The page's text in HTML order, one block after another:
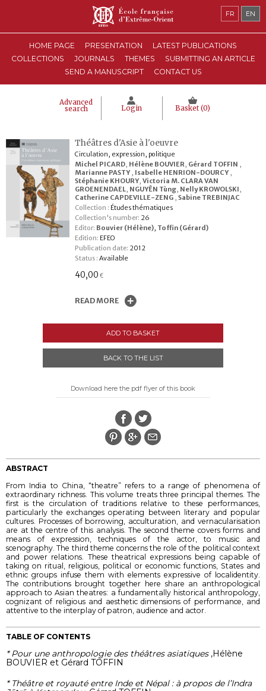
HOME PAGE PRESENTATION
LATEST PUBLICATIONS
COLLECTIONS
JOURNALS THEMES
SUBMITTING AN ARTICLE
SEND A MANUSCRIPT
CONTACT US
Advanced
search Login Basket (0)
FR EN
Théâtres d'Asie à l'oeuvre
Circulation, expression, politique
Michel PICARD, Hélène BOUVIER, Gérard TOFFIN ,
Marianne PASTY , Isabelle HENRION-DOURCY ,
Stéphanie KHOURY, Victoria M. CLARA VAN
GROENENDAEL, NGUYÊN Tùng, Nelly KROWOLSKI,
Catherine CAPDEVILLE-ZENG , Sabine TREBINJAC
Collection : Études thématiques
Collection's number: 26
Editor: Bouvier (Hélène), Toffin (Gérard)
Edition: EFEO
Publication date: 2012
Status : Available
40,00 €
READ MORE
ADD TO BASKET
BACK TO THE LIST
Download here the pdf flyer of this book
ABSTRACT
From India to China, “theatre” refers to a range of phenomena of
extraordinary richness. This volume treats three principal themes. The
first is the circulation of traditions relative to these performances,
particularly the exchanges operating between literary and popular
cultures. Processes of borrowing, acculturation, and vernacularisation
are at the centre of this analysis. The second theme covers forms and
means of expression, techniques of the actor, to music and
scenography. The third theme concerns the role of the political context
and power relations. These theatrical expressions being capable of
taking on ritual, religious, political or economic functions, States and
ethnic groups infuse them with elements expressive of localidentity.
The contributions brought together here share an anthropological
approach to Asian theatres: a fundamentally historical anthropology,
cognizant of religious and aesthetic dimensions of performance, and
attentive to the interplay of patron, audience and actor.
TABLE OF CONTENTS
* Pour une anthropologie des théâtres asiatiques,Hélène
BOUVIER et Gérard TOFFIN
* Théâtre et royauté entre Inde et Népal : à propos de l’Indra